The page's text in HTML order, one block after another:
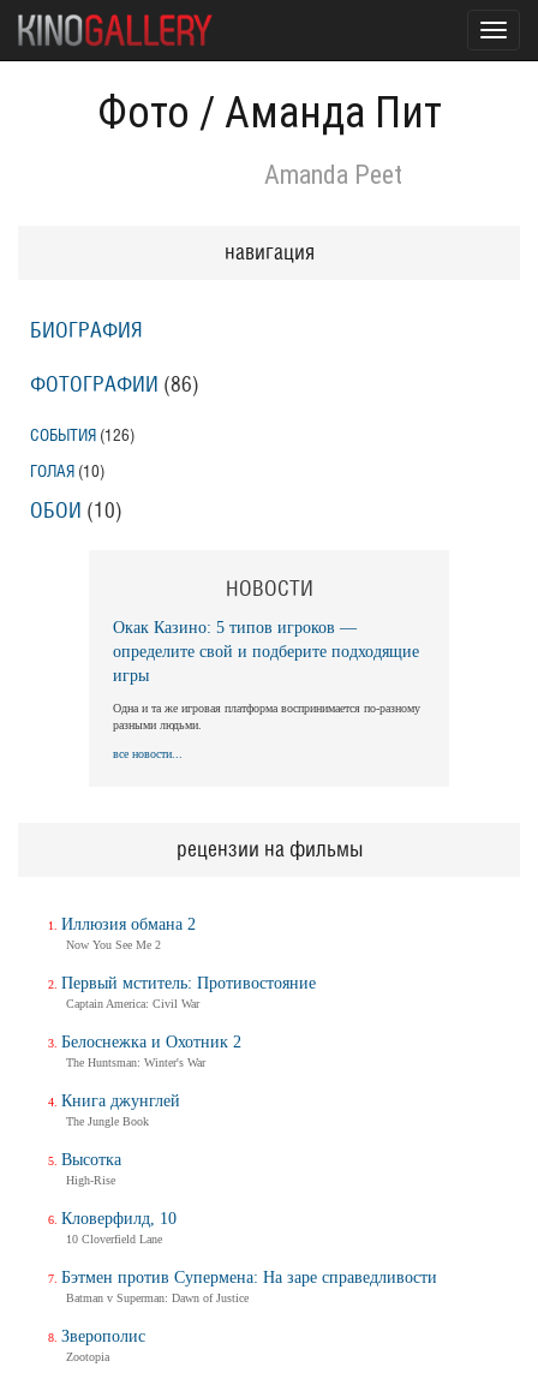
Фото / Аманда Пит
Amanda Peet
навигация
БИОГРАФИЯ
ФОТОГРАФИИ (86)
СОБЫТИЯ (126)
ГОЛАЯ (10)
ОБОИ (10)
НОВОСТИ
Окак Казино: 5 типов игроков —
определите свой и подберите подходящие
игры
Одна и та же игровая платформа воспринимается по-разному
разными людьми.
все новости...
рецензии на фильмы
Иллюзия обмана 2
Now You See Me 2
Первый мститель: Противостояние
Captain America: Civil War
Белоснежка и Охотник 2
The Huntsman: Winter's War
Книга джунглей
The Jungle Book
Высотка
High-Rise
Кловерфилд, 10
10 Cloverfield Lane
Бэтмен против Супермена: На заре справедливости
Batman v Superman: Dawn of Justice
Зверополис
Zootopia